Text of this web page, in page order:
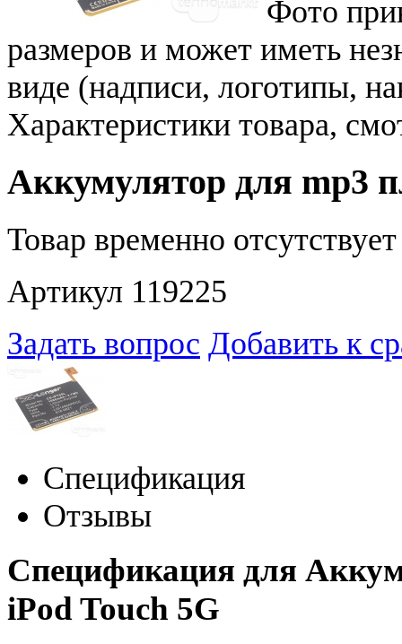
Фото
размеров и может иметь
виде (надписи, логотипы,
Характеристики товара,
Аккумулятор для mp3
Товар временно
Артикул 119225
Задать вопрос Добавить к
Спецификация
Отзывы
Спецификация для
iPod Touch 5G